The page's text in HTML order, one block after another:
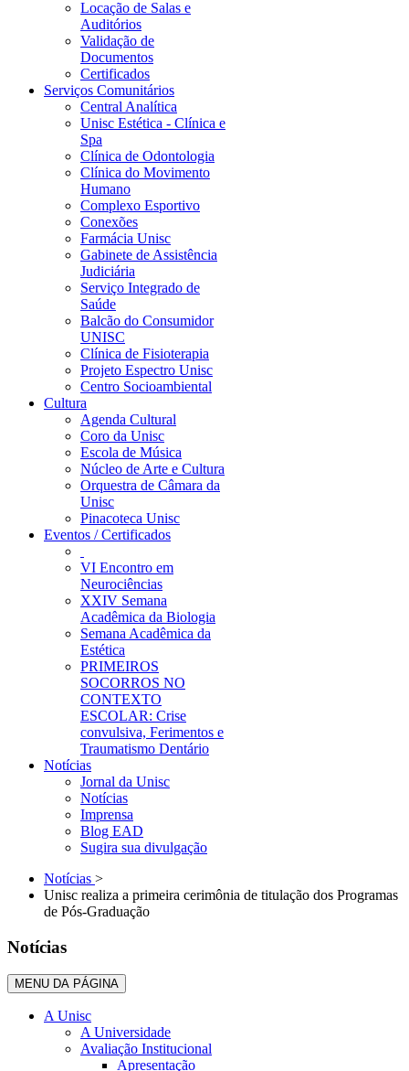
Locação de Salas e
Auditórios
Validação de
Documentos
Certificados
Serviços Comunitários
Central Analítica
Unisc Estética - Clínica e
Spa
Clínica de Odontologia
Clínica do Movimento
Humano
Complexo Esportivo
Conexões
Farmácia Unisc
Gabinete de Assistência
Judiciária
Serviço Integrado de
Saúde
Balcão do Consumidor
UNISC
Clínica de Fisioterapia
Projeto Espectro Unisc
Centro Socioambiental
Cultura
Agenda Cultural
Coro da Unisc
Escola de Música
Núcleo de Arte e Cultura
Orquestra de Câmara da
Unisc
Pinacoteca Unisc
Eventos / Certificados
VI Encontro em
Neurociências
XXIV Semana
Acadêmica da Biologia
Semana Acadêmica da
Estética
PRIMEIROS
SOCORROS NO
CONTEXTO
ESCOLAR: Crise
convulsiva, Ferimentos e
Traumatismo Dentário
Notícias
Jornal da Unisc
Notícias
Imprensa
Blog EAD
Sugira sua divulgação
Notícias >
Unisc realiza a primeira cerimônia de titulação dos Programas
de Pós-Graduação
Notícias
MENU DA PÁGINA
A Unisc
A Universidade
Avaliação Institucional
Apresentação